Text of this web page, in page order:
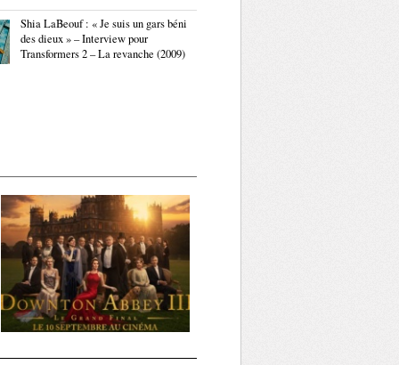
Shia LaBeouf : « Je suis un gars béni
des dieux » – Interview pour
Transformers 2 – La revanche (2009)